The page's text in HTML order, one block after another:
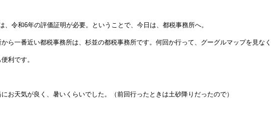
、令和6年の評価証明が必要。ということで、今日は、都税事務所へ。
ら一番近い都税事務所は、杉並の都税事務所です。何回か行って、グーグルマップを見な
利です。
お天気が良く、暑いくらいでした。（前回行ったときは土砂降りだったので）